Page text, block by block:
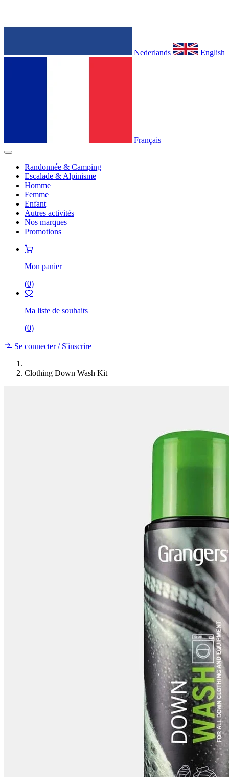
Nederlands English
Français
Randonnée & Camping
Escalade & Alpinisme
Homme
Femme
Enfant
Autres activités
Nos marques
Promotions
Mon panier
(0)
Ma liste de souhaits
(0)
Se connecter/S'inscrire
Clothing Down Wash Kit